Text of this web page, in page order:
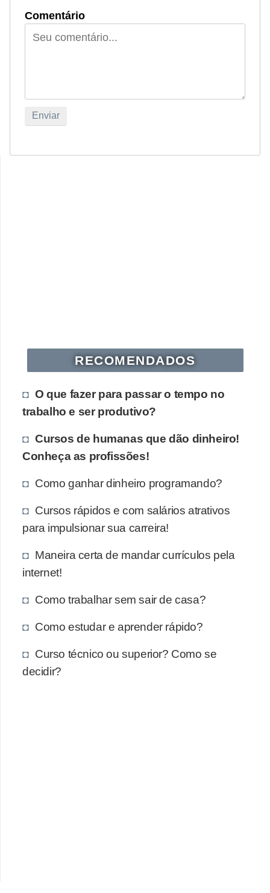
Comentário
RECOMENDADOS
O que fazer para passar o tempo no
trabalho e ser produtivo?
Cursos de humanas que dão dinheiro!
Conheça as profissões!
Como ganhar dinheiro programando?
Cursos rápidos e com salários atrativos
para impulsionar sua carreira!
Maneira certa de mandar currículos pela
internet!
Como trabalhar sem sair de casa?
Como estudar e aprender rápido?
Curso técnico ou superior? Como se
decidir?